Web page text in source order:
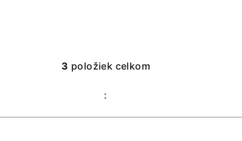
O
v
3 položiek celkom
: